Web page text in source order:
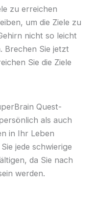
zu erreichen
um die Ziele zu
nicht so leicht
Brechen Sie jetzt
Sie die Ziele
Quest-
als auch
in Ihr Leben
jede schwierige
da Sie nach
werden.